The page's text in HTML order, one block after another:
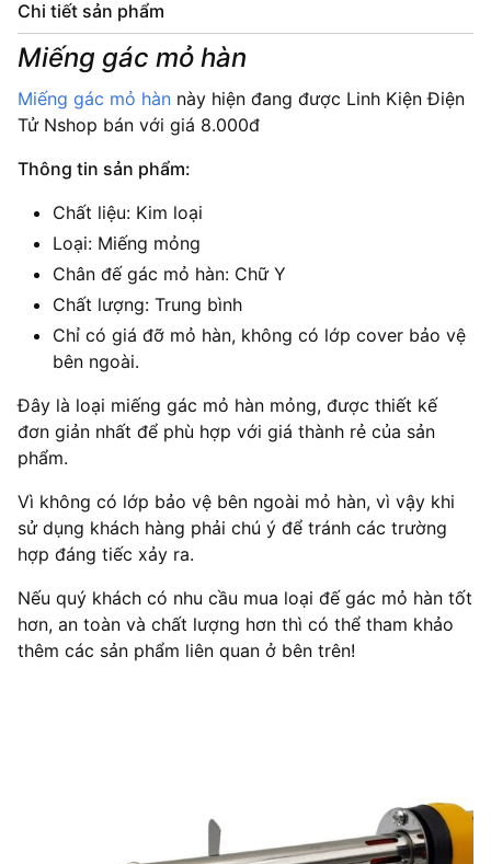
Chi tiết sản phẩm
Miếng gác mỏ hàn
Miếng gác mỏ hàn này hiện đang được Linh Kiện Điện
Tử Nshop bán với giá 8.000đ
Thông tin sản phẩm:
Chất liệu: Kim loại
Loại: Miếng mỏng
Chân đế gác mỏ hàn: Chữ Y
Chất lượng: Trung bình
Chỉ có giá đỡ mỏ hàn, không có lớp cover bảo vệ
bên ngoài.
Đây là loại miếng gác mỏ hàn mỏng, được thiết kế
đơn giản nhất để phù hợp với giá thành rẻ của sản
phẩm.
Vì không có lớp bảo vệ bên ngoài mỏ hàn, vì vậy khi
sử dụng khách hàng phải chú ý để tránh các trường
hợp đáng tiếc xảy ra.
Nếu quý khách có nhu cầu mua loại đế gác mỏ hàn tốt
hơn, an toàn và chất lượng hơn thì có thể tham khảo
thêm các sản phẩm liên quan ở bên trên!